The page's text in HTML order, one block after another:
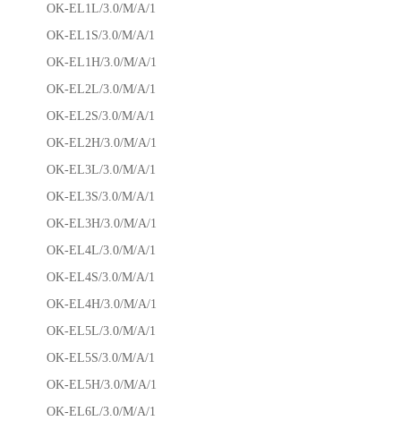
OK-EL1L/3.0/M/A/1
OK-EL1S/3.0/M/A/1
OK-EL1H/3.0/M/A/1
OK-EL2L/3.0/M/A/1
OK-EL2S/3.0/M/A/1
OK-EL2H/3.0/M/A/1
OK-EL3L/3.0/M/A/1
OK-EL3S/3.0/M/A/1
OK-EL3H/3.0/M/A/1
OK-EL4L/3.0/M/A/1
OK-EL4S/3.0/M/A/1
OK-EL4H/3.0/M/A/1
OK-EL5L/3.0/M/A/1
OK-EL5S/3.0/M/A/1
OK-EL5H/3.0/M/A/1
OK-EL6L/3.0/M/A/1